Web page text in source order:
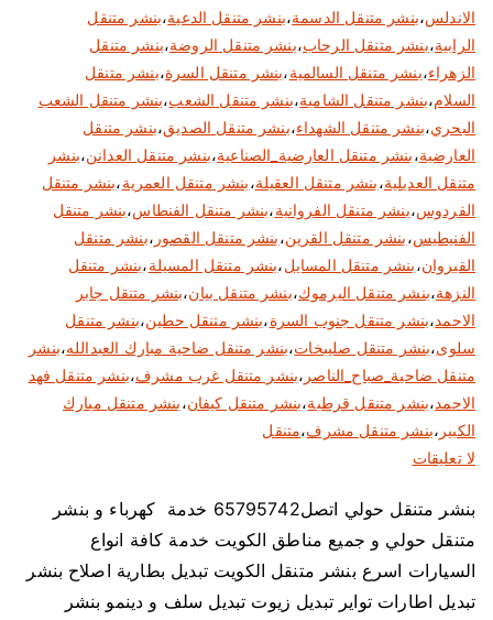
الاندلس،بنشر متنقل الدسمة،بنشر متنقل الدعية،بنشر متنقل
الرابية،بنشر متنقل الرحاب،بنشر متنقل الروضة،بنشر متنقل
الزهراء،بنشر متنقل السالمية،بنشر متنقل السرة،بنشر متنقل
السلام،بنشر متنقل الشامية،بنشر متنقل الشعب،بنشر متنقل الشعب
البحري،بنشر متنقل الشهداء،بنشر متنقل الصديق،بنشر متنقل
العارضية،بنشر متنقل العارضية_الصناعية،بنشر متنقل العدانن،بنشر
متنقل العديلية،بنشر متنقل العقيلة،بنشر متنقل العمرية،بنشر متنقل
الفردوس،بنشر متنقل الفروانية،بنشر متنقل الفنطاس،بنشر متنقل
الفنيطيس،بنشر متنقل القرين،بنشر متنقل القصور ،بنشر متنقل
القيروان،بنشر متنقل المسايل،بنشر متنقل المسيلة،بنشر متنقل
النزهة،بنشر متنقل اليرموك،بنشر متنقل بيان،بنشر متنقل جابر
الاحمد،بنشر متنقل جنوب السرة،بنشر متنقل حطين،بنشر متنقل
سلوى،بنشر متنقل صليبخات،بنشر متنقل ضاحية مبارك العبدالله،بنشر
متنقل ضاحية_صباح_الناصر ،بنشر متنقل غرب مشرف،بنشر متنقل فهد
الاحمد،بنشر متنقل قرطبة،بنشر متنقل كيفان،بنشر متنقل مبارك
الكبير ،بنشر متنقل مشرف،متنقل
لا تعليقات
ى
ب
ش
بنشر متنقل حولي اتصل65795742 خدمة كهرباء و بنشر
متنقل حولي و جميع مناطق الكويت خدمة كافة انواع
السيارات اسرع بنشر متنقل الكويت تبديل بطارية اصلاح بنشر
تبديل اطارات تواير تبديل زيوت تبديل سلف و دينمو بنشر